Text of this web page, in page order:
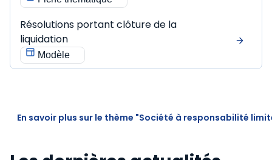
Résolutions portant clôture de la
liquidation
Modèle
En savoir plus sur le thème "Société à responsabilité